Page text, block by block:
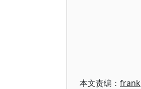
本文责编： frank